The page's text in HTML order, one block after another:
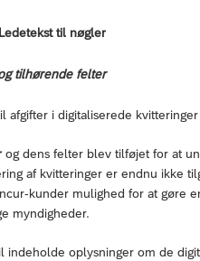
til nøgler
tilhørende felter
i digitaliserede
og dens felter blev tilføjet for at
af kvitteringer er endnu ikke
kunder mulighed for at gøre
myndigheder.
indeholde oplysninger om de